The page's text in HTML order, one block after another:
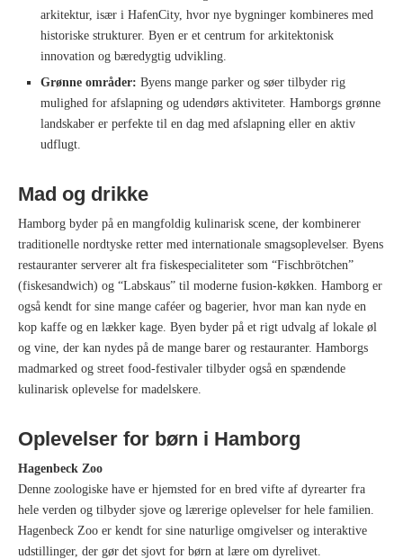
arkitektur, især i HafenCity, hvor nye bygninger kombineres med
historiske strukturer. Byen er et centrum for arkitektonisk
innovation og bæredygtig udvikling.
Grønne områder: Byens mange parker og søer tilbyder rig
mulighed for afslapning og udendørs aktiviteter. Hamborgs grønne
landskaber er perfekte til en dag med afslapning eller en aktiv
udflugt.
Mad og drikke
Hamborg byder på en mangfoldig kulinarisk scene, der kombinerer
traditionelle nordtyske retter med internationale smagsoplevelser. Byens
restauranter serverer alt fra fiskespecialiteter som “Fischbrötchen”
(fiskesandwich) og “Labskaus” til moderne fusion-køkken. Hamborg er
også kendt for sine mange caféer og bagerier, hvor man kan nyde en
kop kaffe og en lækker kage. Byen byder på et rigt udvalg af lokale øl
og vine, der kan nydes på de mange barer og restauranter. Hamborgs
madmarked og street food-festivaler tilbyder også en spændende
kulinarisk oplevelse for madelskere.
Oplevelser for børn i Hamborg
Hagenbeck Zoo
Denne zoologiske have er hjemsted for en bred vifte af dyrearter fra
hele verden og tilbyder sjove og lærerige oplevelser for hele familien.
Hagenbeck Zoo er kendt for sine naturlige omgivelser og interaktive
udstillinger, der gør det sjovt for børn at lære om dyrelivet.